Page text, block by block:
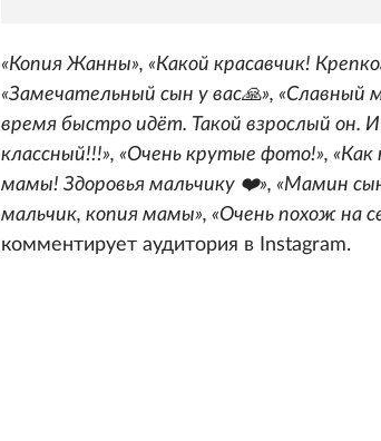
«Копия Жанны», «Какой красавчик!
«Замечательный сын у вас🙏», «Славный
время быстро идёт. Такой взрослый он.
классный!!!», «Очень крутые фото!»,
мамы! Здоровья мальчику ❤️», «Мамин
мальчик, копия мамы», «Очень похож на
комментирует аудитория в Instagram.